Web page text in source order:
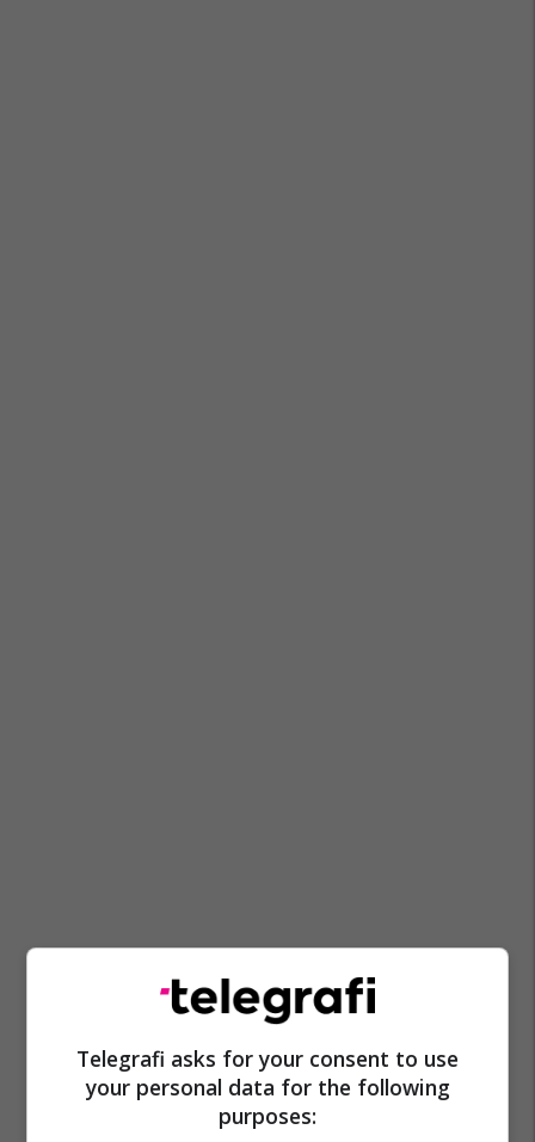
Telegrafi asks for your consent to use
your personal data for the following
purposes: